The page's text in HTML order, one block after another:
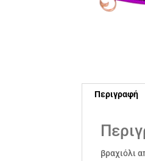
Περιγραφή
βραχιόλι